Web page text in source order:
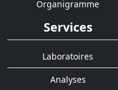
Organigramme
Services
Laboratoires
Analyses